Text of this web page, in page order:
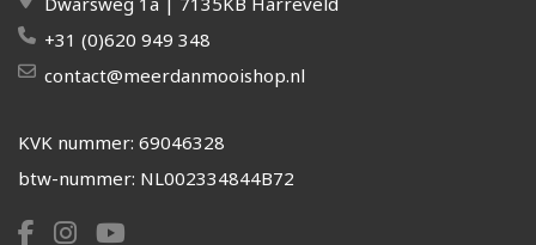
+31 (0)620 949 348
contact@meerdanmooishop.nl
KVK nummer: 69046328
btw-nummer: NL002334844B72